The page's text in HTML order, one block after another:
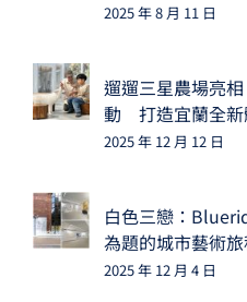
2025 年 8 月 11 日
遛遛三星農場亮
動 打造宜蘭全新
2025 年 12 月 12 日
白色三戀：
為題的城市藝術
2025 年 12 月 4 日